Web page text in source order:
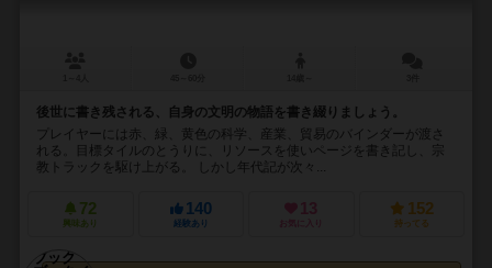
後世に書き残される、自身の文明の物語を書き綴りましょう。
プレイヤーには赤、緑、黄色の科学、産業、貿易のバインダーが渡さ
れる。目標タイルのとうりに、リソースを使いページを書き記し、宗
教トラックを駆け上がる。 しかし年代記が次々...
72
興味あり
140
経験あり
13
お気に入り
152
持ってる